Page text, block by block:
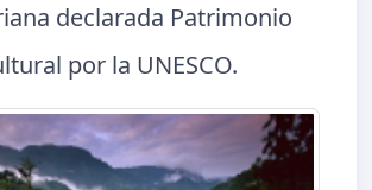
declarada Patrimonio
por la UNESCO.